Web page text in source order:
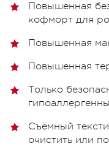
Повышенная
кофморт для
Повышенная
Повышенная
Только
Съёмный
очистить или